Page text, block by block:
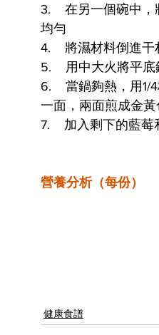
3.    在另一個碗中
均勻
4.    將濕材料倒進
5.    用中大火將平
6.    當鍋夠熱，用1/
一面，兩面煎成金
7.    加入剩下的藍莓
營養分析（每份）
健康食譜